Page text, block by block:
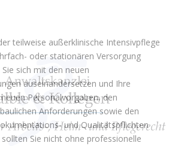
teilweise außerklinische Intensivpflege
oder stationären Versorgung
sich mit den neuen
auseinandersetzen und Ihre
Personalvorgaben, den
Anforderungen sowie den
und Qualitätspflichten
Sie nicht ohne professionelle